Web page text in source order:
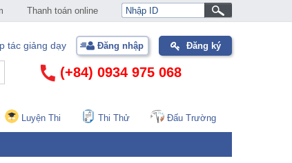
Thanh toán online
tác giảng dạy Đăng nhập Đăng ký
(+84) 0934 975 068
Luyện Thi Thi Thử Đấu Trường